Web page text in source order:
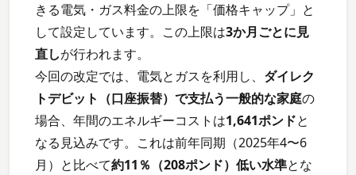
きる電気・ガス料金の上限を「価格キャップ」と
して設定しています。この上限は3か月ごとに見
直しが行われます。
今回の改定では、電気とガスを利用し、 ダイレク
トデビット（口座振替）で支払う一般的な家庭の
場合、年間のエネルギーコストは1,641ポンドと
なる見込みです。これは前年同期（2025年4〜6
月）と比べて約11％（208ポンド）低い水準とな